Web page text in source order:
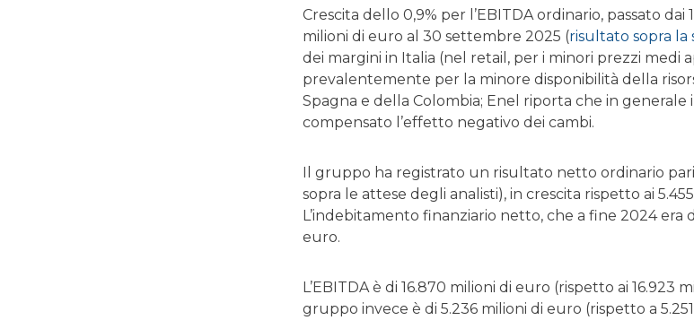
Crescita dello 0,9% per l’EBITDA ordinario, passato
milioni di euro al 30 settembre 2025 (risultato sopra la
dei margini in Italia (nel retail, per i minori prezzi medi
prevalentemente per la minore disponibilità della
Spagna e della Colombia; Enel riporta che in
compensato l’effetto negativo dei cambi.
Il gruppo ha registrato un risultato netto ordinario
sopra le attese degli analisti), in crescita rispetto ai
L’indebitamento finanziario netto, che a fine 2024 era
euro.
L’EBITDA è di 16.870 milioni di euro (rispetto ai
gruppo invece è di 5.236 milioni di euro (rispetto a